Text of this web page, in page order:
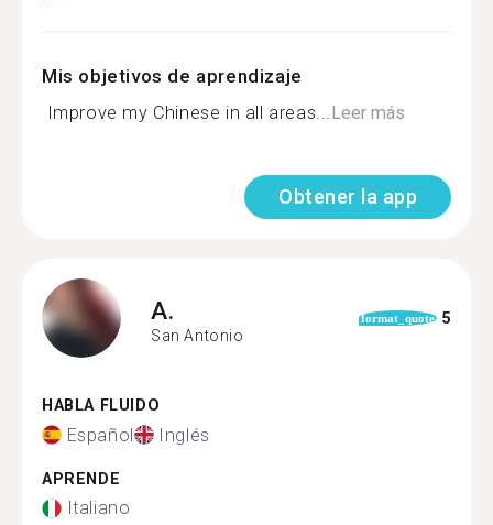
Mis objetivos de aprendizaje
Improve my Chinese in all areas...Leer más
Obtener la app
A.
San Antonio
format_quote 5
HABLA FLUIDO
Español Inglés
APRENDE
Italiano